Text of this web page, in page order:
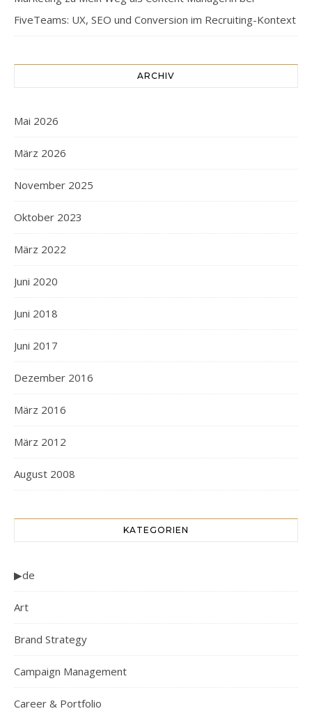
FiveTeams: UX, SEO und Conversion im Recruiting-Kontext
ARCHIV
Mai 2026
März 2026
November 2025
Oktober 2023
März 2022
Juni 2020
Juni 2018
Juni 2017
Dezember 2016
März 2016
März 2012
August 2008
KATEGORIEN
▶de
Art
Brand Strategy
Campaign Management
Career & Portfolio